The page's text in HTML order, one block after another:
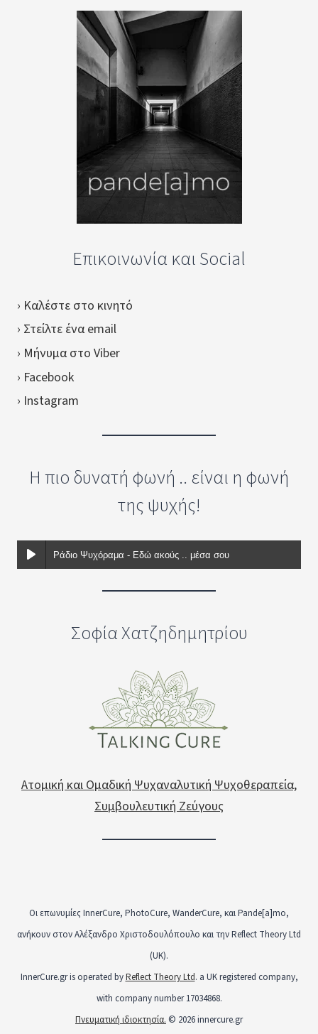
Επικοινωνία και Social
› Καλέστε στο κινητό
› Στείλτε ένα email
› Μήνυμα στο Viber
› Facebook
› Instagram
Η πιο δυνατή φωνή .. είναι η φωνή
της ψυχής!
Ράδιο Ψυχόραμα - Εδώ ακούς .. μέσα σου
Σοφία Χατζηδημητρίου
Ατομική και Ομαδική Ψυχαναλυτική Ψυχοθεραπεία,
Συμβουλευτική Ζεύγους
Οι επωνυμίες InnerCure, PhotoCure, WanderCure, και Pande[a]mo,
ανήκουν στον Αλέξανδρο Χριστοδουλόπουλο και την Reflect Theory Ltd
(UK).
InnerCure.gr is operated byReflect Theory Ltd. a UK registered company,
with company number 17034868.
Πνευματική ιδιοκτησία. © 2026 innercure.gr